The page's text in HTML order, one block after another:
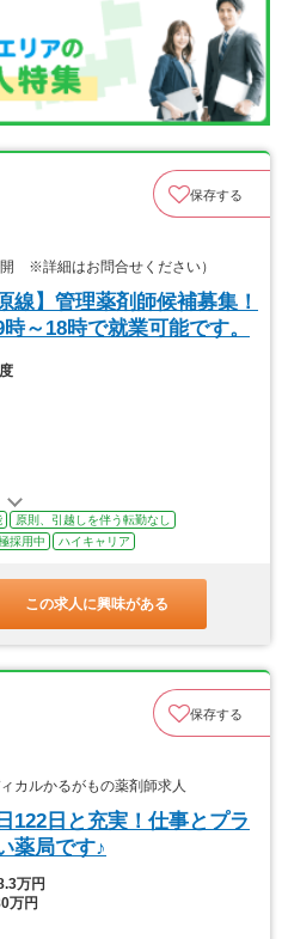
保存する
※詳細はお問合せください）
線】管理薬剤師候補募集！
～18時で就業可能です。
原則、引越しを伴う転勤なし
採用中 ハイキャリア
この求人に興味がある
保存する
カルかるがもの薬剤師求人
122日と充実！仕事とプラ
薬局です♪
万円
万円